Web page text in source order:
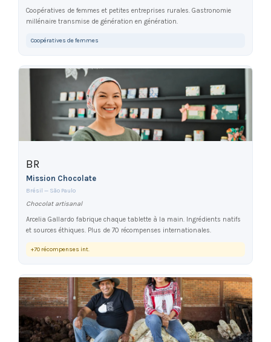
Coopératives de femmes et petites entreprises rurales. Gastronomie
millénaire transmise de génération en génération.
Coopératives de femmes
BR
Mission Chocolate
Brésil — São Paulo
Chocolat artisanal
Arcelia Gallardo fabrique chaque tablette à la main. Ingrédients natifs
et sources éthiques. Plus de 70 récompenses internationales.
+70 récompenses int.